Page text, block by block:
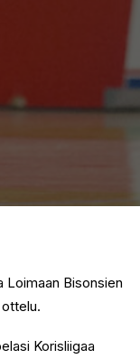
Loimaan Bisonsien
Korisliigaa